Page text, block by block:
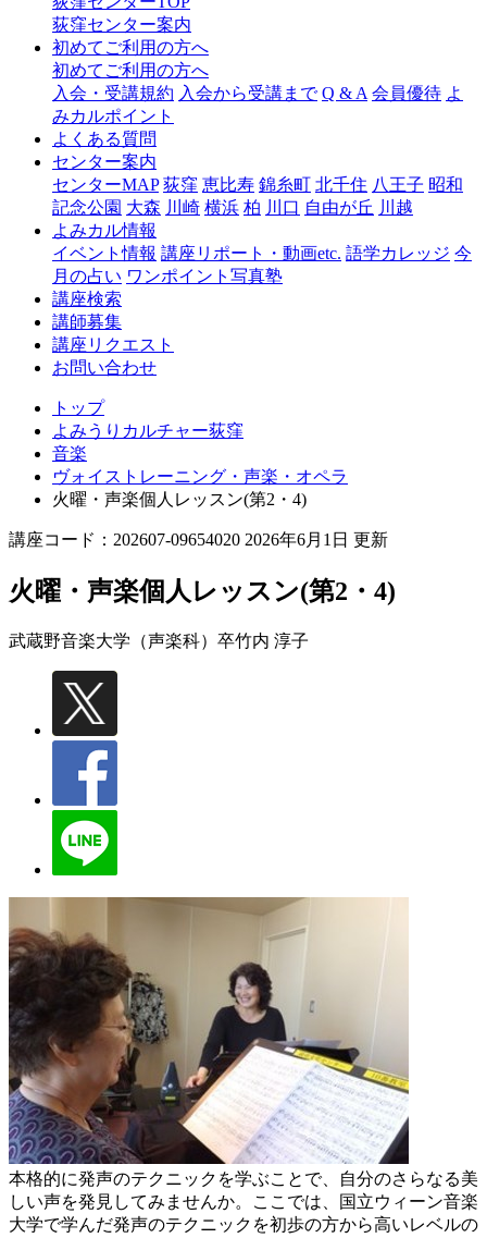
ャ
窪
荻窪センター案内
初めてご利用の方へ
初めてご利用の方へ
入会・受講規約 入会から受講まで Q & A 会員優待 よ
みカルポイント
よくある質問
センター案内
センターMAP 荻窪 恵比寿 錦糸町 北千住 八王子 昭和
記念公園 大森 川崎 横浜 柏 川口 自由が丘 川越
よみカル情報
イベント情報 講座リポート・動画etc. 語学カレッジ 今
月の占い ワンポイント写真塾
講座検索
講師募集
講座リクエスト
お問い合わせ
トップ
よみうりカルチャー荻窪
音楽
ヴォイストレーニング・声楽・オペラ
火曜・声楽個人レッスン(第2・4)
講座コード：202607-09654020 2026年6月1日 更新
火曜・声楽個人レッスン(第2・4)
武蔵野音楽大学（声楽科）卒竹内 淳子
本格的に発声のテクニックを学ぶことで、自分のさらなる美
しい声を発見してみませんか。ここでは、国立ウィーン音楽
大学で学んだ発声のテクニックを初歩の方から高いレベルの